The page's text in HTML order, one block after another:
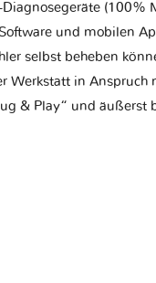
(100%
und mobilen
selbst beheben
Werkstatt in Anspruch
& Play“ und äußerst